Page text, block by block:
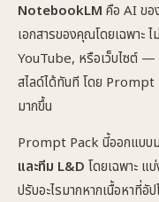
NotebookLM คือ AI ขอ
เอกสารของคุณโดยเฉพาะ
YouTube, หรือเว็บไซต์ —
สไลด์ได้ทันที โดย Prompt
มากขึ้น
Prompt Pack นี้ออกแบบ
และทีม L&D โดยเฉพาะ
ปรับอะไรมากหากเนื้อหาที่